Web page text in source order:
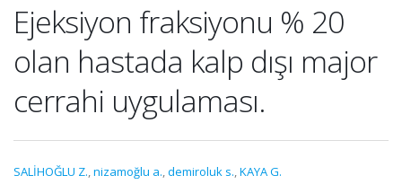
Ejeksiyon fraksiyonu % 20
olan hastada kalp dışı major
cerrahi uygulaması.
SALİHOĞLU Z.,nizamoğlu a.,demiroluk s.,KAYA G.